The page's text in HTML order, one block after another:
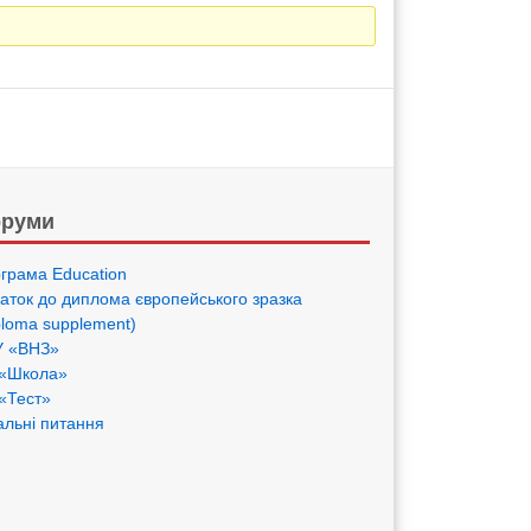
Eduсation
до диплома європейського зразка
supplement)
«ВНЗ»
питання